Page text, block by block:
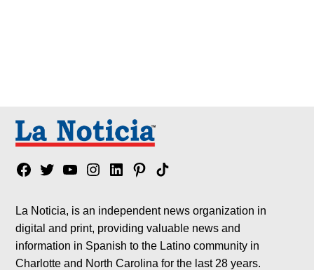
Facebook
TwitterYouTubeInstagram
LinkedinPinterest
Tik
La Noticia, is an independent news organization in
digital and print, providing valuable news and
information in Spanish to the Latino community in
Charlotte and North Carolina for the last 28 years.